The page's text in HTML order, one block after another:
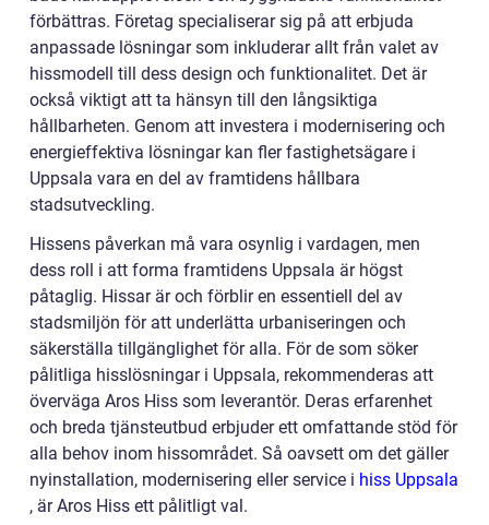
förbättras. Företag specialiserar sig på att erbjuda
anpassade lösningar som inkluderar allt från valet av
hissmodell till dess design och funktionalitet. Det är
också viktigt att ta hänsyn till den långsiktiga
hållbarheten. Genom att investera i modernisering och
energieffektiva lösningar kan fler fastighetsägare i
Uppsala vara en del av framtidens hållbara
stadsutveckling.
Hissens påverkan må vara osynlig i vardagen, men
dess roll i att forma framtidens Uppsala är högst
påtaglig. Hissar är och förblir en essentiell del av
stadsmiljön för att underlätta urbaniseringen och
säkerställa tillgänglighet för alla. För de som söker
pålitliga hisslösningar i Uppsala, rekommenderas att
överväga Aros Hiss som leverantör. Deras erfarenhet
och breda tjänsteutbud erbjuder ett omfattande stöd för
alla behov inom hissområdet. Så oavsett om det gäller
nyinstallation, modernisering eller service i hiss Uppsala
, är Aros Hiss ett pålitligt val.